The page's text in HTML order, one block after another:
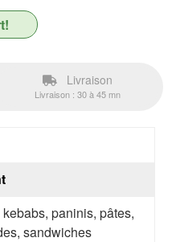
Livraison
Livraison : 30 à 45 mn
paninis, pâtes,
sandwiches